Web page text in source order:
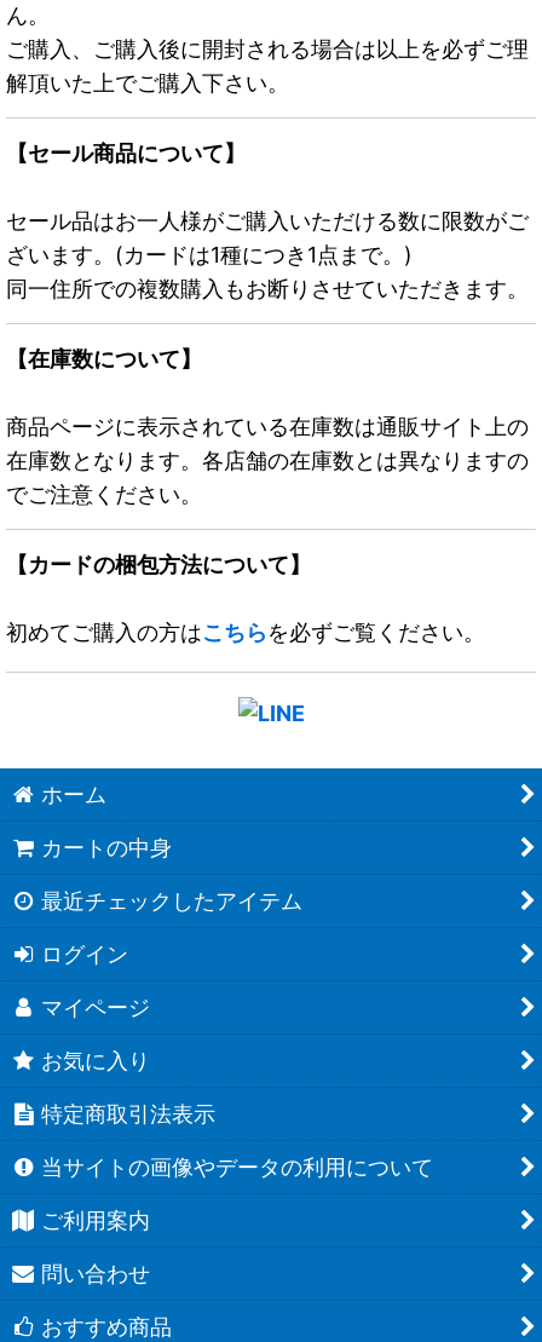
ん。
ご購入、ご購入後に開封される場合は以上を必ずご理
解頂いた上でご購入下さい。
【セール商品について】
セール品はお一人様がご購入いただける数に限数がご
ざいます。(カードは1種につき1点まで。)
同一住所での複数購入もお断りさせていただきます。
【在庫数について】
商品ページに表示されている在庫数は通販サイト上の
在庫数となります。各店舗の在庫数とは異なりますの
でご注意ください。
【カードの梱包方法について】
初めてご購入の方はこちらを必ずご覧ください。
ホーム
カートの中身
最近チェックしたアイテム
ログイン
マイページ
お気に入り
特定商取引法表示
当サイトの画像やデータの利用について
ご利用案内
問い合わせ
おすすめ商品